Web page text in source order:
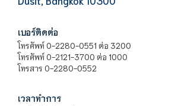
เบอร์ติดต่อ
โทรศัพท์ 0-2280-0551 ต่อ 3200
โทรศัพท์ 0-2121-3700 ต่อ 1000
โทรสาร 0-2280-0552
เวลาทำการ